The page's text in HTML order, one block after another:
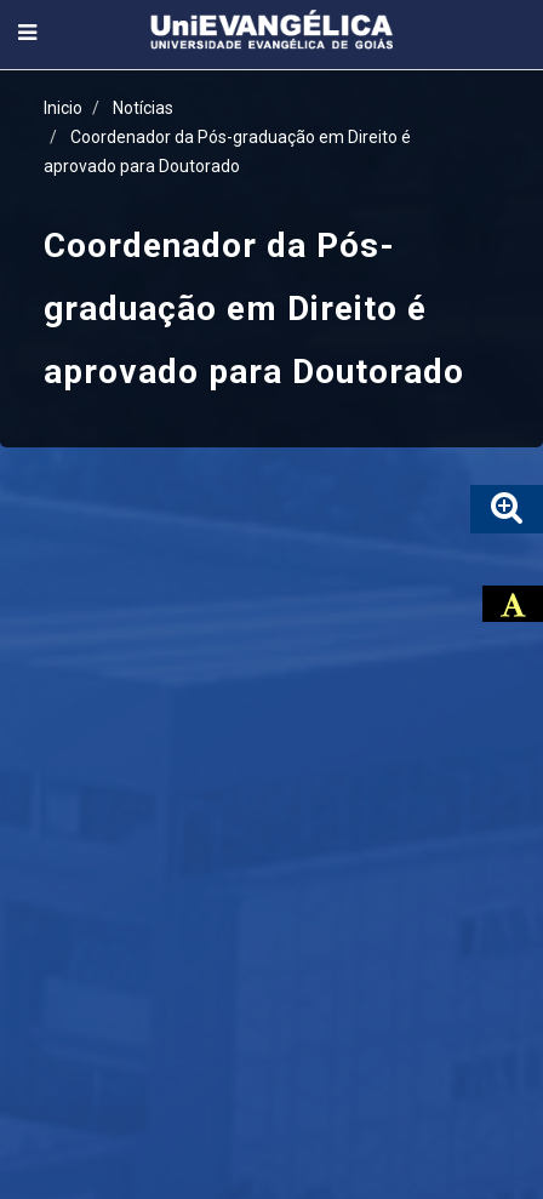
Inicio
Notícias
Coordenador da Pós-graduação em Direito é
aprovado para Doutorado
Coordenador da Pós-
graduação em Direito é
aprovado para Doutorado